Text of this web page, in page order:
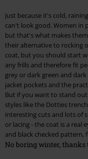
Just because it's cold,
can't look good. Women in
but that's what makes
their alternative to rocking
coat, but you should start
any frills and therefore fit
grey or dark green and
jacket pockets and the
But if you want to stand
styles like the Dotties
interesting cuts and lots of
or lacing - the coat is a real
and black checked pattern,
No boring winter,